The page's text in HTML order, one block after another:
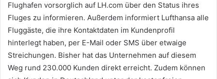
Flughafen vorsorglich auf LH.com über den Status ihres
Fluges zu informieren. Außerdem informiert Lufthansa alle
Fluggäste, die ihre Kontaktdaten im Kundenprofil
hinterlegt haben, per E-Mail oder SMS über etwaige
Streichungen. Bisher hat das Unternehmen auf diesem
Weg rund 230.000 Kunden direkt erreicht. Zudem können